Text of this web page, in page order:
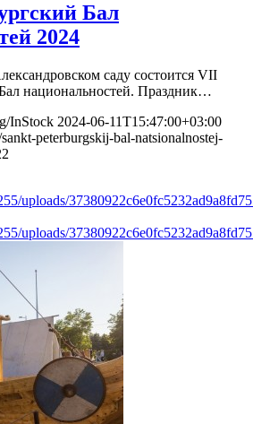
Бал
2024
саду состоится VII
национальностей. Праздник…
InStock 2024-06-11T15:47:00+03:00
peterburgskij-bal-natsionalnostej-
uploads/
uploads/